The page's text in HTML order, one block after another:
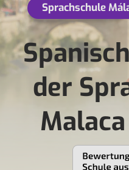
Sprachschule
der